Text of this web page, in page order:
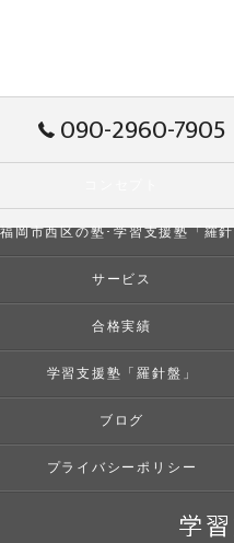
090-2960-7905
サービス
合格実績
学習支援塾「羅針盤」
ブログ
プライバシーポリシー